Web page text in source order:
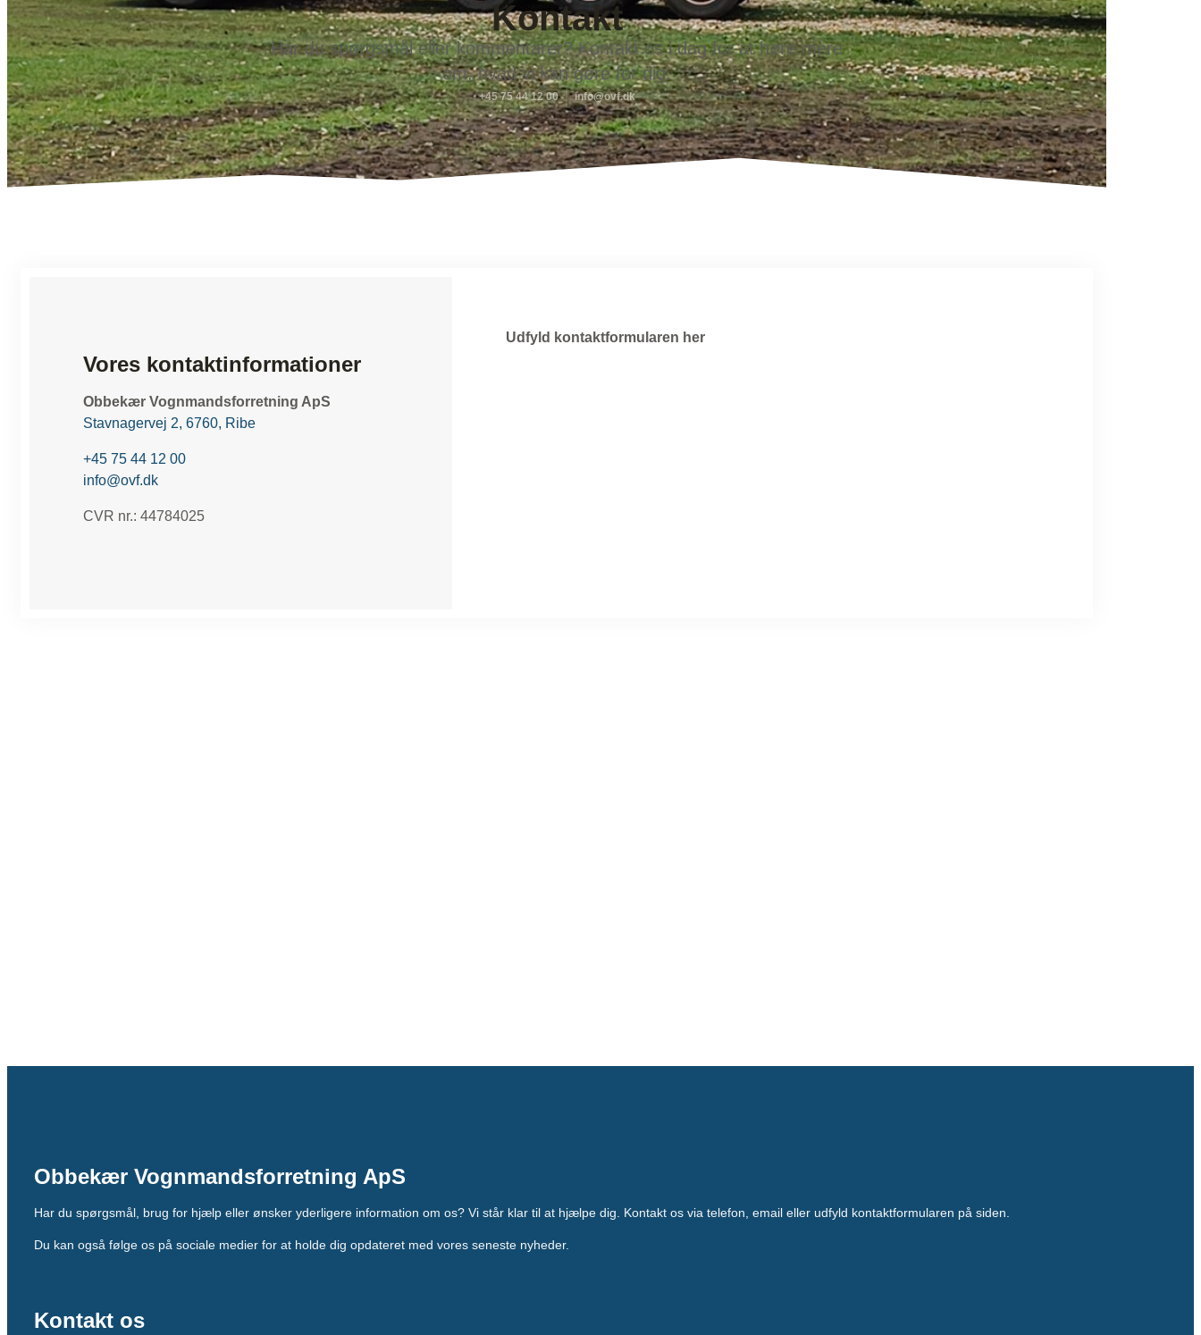
Kontakt
Har du spørgsmål eller kommentarer? Kontakt os i dag for at høre mere
om, hvad vi kan gøre for dig.
+45 75 44 12 00 info@ovf.dk
Vores kontaktinformationer
Obbekær Vognmandsforretning ApS
Stavnagervej 2, 6760, Ribe
+45 75 44 12 00
info@ovf.dk
CVR nr.: 44784025
Udfyld kontaktformularen her
Obbekær Vognmandsforretning ApS
Har du spørgsmål, brug for hjælp eller ønsker yderligere information om os? Vi står klar til at hjælpe dig. Kontakt os via telefon, email eller udfyld kontaktformularen på siden.
Du kan også følge os på sociale medier for at holde dig opdateret med vores seneste nyheder.
Kontakt os